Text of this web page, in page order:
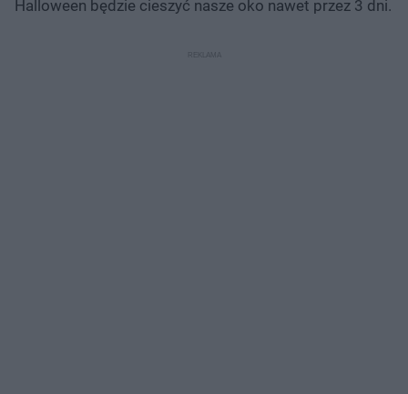
Halloween będzie cieszyć nasze oko nawet przez 3 dni.